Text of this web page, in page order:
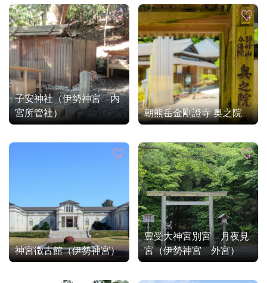
子安神社（伊勢神宮 内
宮所管社）
朝熊岳金剛證寺 奥之院
神宮徴古館（伊勢神宮）
豊受大神宮別宮 月夜見
宮（伊勢神宮 外宮）